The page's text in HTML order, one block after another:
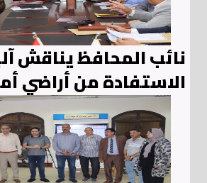
نائب المحافظ يناقش
الاستفادة من أراضي